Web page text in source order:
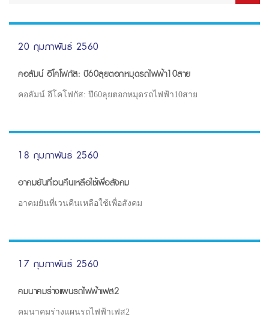
20 กุมภาพันธ์ 2560
คอลัมน์ อีโคโฟกัส: ปี60ลุยตอกหมุดรถไฟฟ้า10สาย
คอลัมน์ อีโคโฟกัส: ปี60ลุยตอกหมุดรถไฟฟ้า10สาย
18 กุมภาพันธ์ 2560
อาคมยันที่เวนคืนเหลือใช้เพื่อสังคม
อาคมยันที่เวนคืนเหลือใช้เพื่อสังคม
17 กุมภาพันธ์ 2560
คมนาคมร่างแผนรถไฟฟ้าเฟส2
คมนาคมร่างแผนรถไฟฟ้าเฟส2